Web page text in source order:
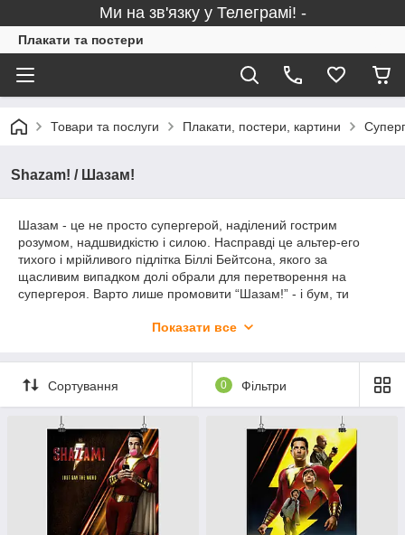
Ми на зв'язку у Телеграмі! -
Плакати та постери
Товари та послуги Плакати, постери, картини
Shazam! / Шазам!
Шазам - це не просто супергерой, наділений гострим
розумом, надшвидкістю і силою. Насправді це альтер-его
тихого і мрійливого підлітка Біллі Бейтсона, якого за
щасливим випадком долі обрали для перетворення на
супергероя. Варто лише промовити “Шазам!” - і бум, ти
фільм від New Line Cinema, головні ролі зіграли Ешер Енжел,
сміло замовляйте наші тематичні плакати за смачною ціною.
Показати все
Сортування 0 Фільтри